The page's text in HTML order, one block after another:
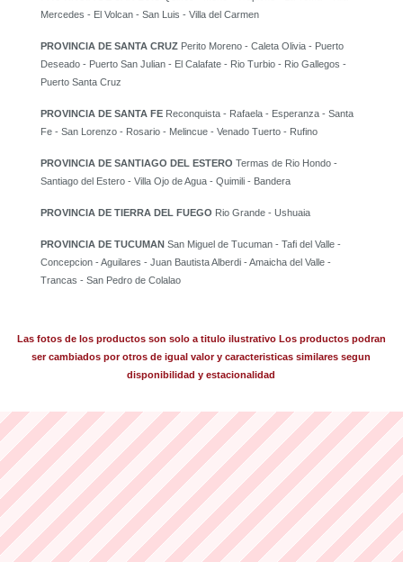
Mercedes - El Volcan - San Luis - Villa del Carmen
PROVINCIA DE SANTA CRUZ Perito Moreno - Caleta Olivia - Puerto
Deseado - Puerto San Julian - El Calafate - Rio Turbio - Rio Gallegos -
Puerto Santa Cruz
PROVINCIA DE SANTA FE Reconquista - Rafaela - Esperanza - Santa
Fe - San Lorenzo - Rosario - Melincue - Venado Tuerto - Rufino
PROVINCIA DE SANTIAGO DEL ESTERO Termas de Rio Hondo -
Santiago del Estero - Villa Ojo de Agua - Quimili - Bandera
PROVINCIA DE TIERRA DEL FUEGO Rio Grande - Ushuaia
PROVINCIA DE TUCUMAN San Miguel de Tucuman - Tafi del Valle -
Concepcion - Aguilares - Juan Bautista Alberdi - Amaicha del Valle -
Trancas - San Pedro de Colalao
Las fotos de los productos son solo a titulo ilustrativo Los productos podran
ser cambiados por otros de igual valor y caracteristicas similares segun
disponibilidad y estacionalidad